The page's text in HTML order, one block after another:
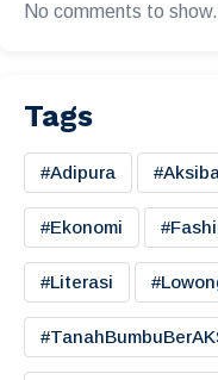
No comments to show.
Tags
#adipura
#ekonomi
#literasi